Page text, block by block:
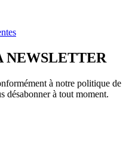
NEWSLETTER
à notre politique de
désabonner à tout moment.